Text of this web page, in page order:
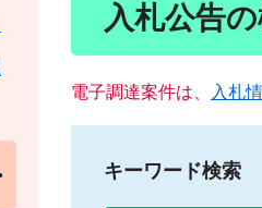
入札公告
電子調達案件は、 入札
キーワード検索